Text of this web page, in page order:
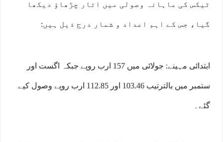
ٹیکس کی ماہانہ وصولی میں اتار چڑھاؤ دیکھا
گیا، جس کے اہم اعداد و شمار درج ذیل ہیں:
ابتدائی مہینے: جولائی میں 157 ارب روپے جبکہ اگست اور
ستمبر میں بالترتیب 103.46 اور 112.85 ارب روپے وصول کیے
گئے۔